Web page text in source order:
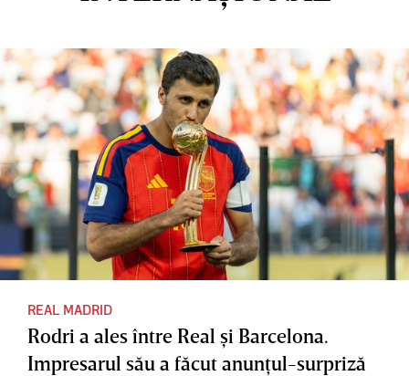
REAL MADRID
Rodri a ales între Real şi Barcelona.
Impresarul său a făcut anunţul-surpriză